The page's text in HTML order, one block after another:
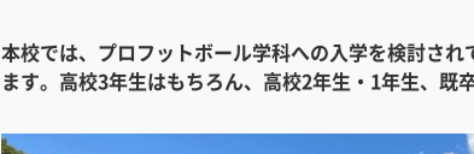
本校では、プロフットボール学科への入学を検討さ
ます。高校3年生はもちろん、高校2年生・1年生、